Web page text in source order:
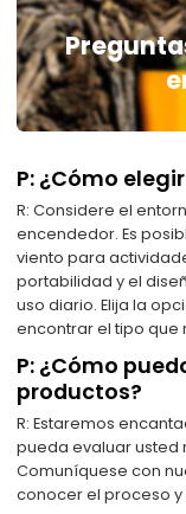
P: ¿Cómo
R: Considere el
encendedor. Es
viento para
portabilidad y el
uso diario. Elija la
encontrar el tipo que
P: ¿Cómo
productos?
R: Estaremos
pueda evaluar usted
Comuníquese con
conocer el proceso